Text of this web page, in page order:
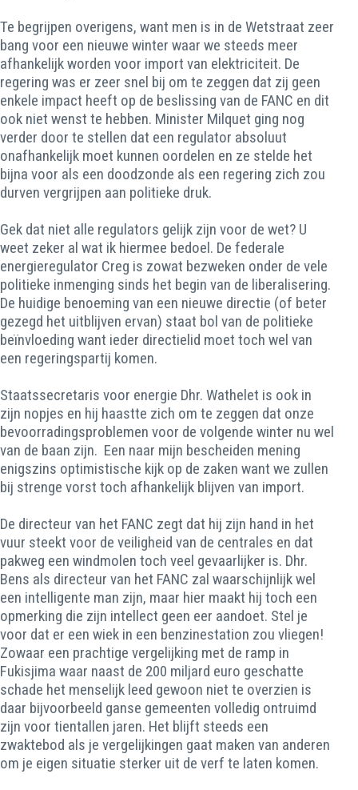
Te begrijpen overigens, want men is in de Wetstraat zeer
bang voor een nieuwe winter waar we steeds meer
afhankelijk worden voor import van elektriciteit. De
regering was er zeer snel bij om te zeggen dat zij geen
enkele impact heeft op de beslissing van de FANC en dit
ook niet wenst te hebben. Minister Milquet ging nog
verder door te stellen dat een regulator absoluut
onafhankelijk moet kunnen oordelen en ze stelde het
bijna voor als een doodzonde als een regering zich zou
durven vergrijpen aan politieke druk.
Gek dat niet alle regulators gelijk zijn voor de wet? U
weet zeker al wat ik hiermee bedoel. De federale
energieregulator Creg is zowat bezweken onder de vele
politieke inmenging sinds het begin van de liberalisering.
De huidige benoeming van een nieuwe directie (of beter
gezegd het uitblijven ervan) staat bol van de politieke
beïnvloeding want ieder directielid moet toch wel van
een regeringspartij komen.
Staatssecretaris voor energie Dhr. Wathelet is ook in
zijn nopjes en hij haastte zich om te zeggen dat onze
bevoorradingsproblemen voor de volgende winter nu wel
van de baan zijn. Een naar mijn bescheiden mening
enigszins optimistische kijk op de zaken want we zullen
bij strenge vorst toch afhankelijk blijven van import.
De directeur van het FANC zegt dat hij zijn hand in het
vuur steekt voor de veiligheid van de centrales en dat
pakweg een windmolen toch veel gevaarlijker is. Dhr.
Bens als directeur van het FANC zal waarschijnlijk wel
een intelligente man zijn, maar hier maakt hij toch een
opmerking die zijn intellect geen eer aandoet. Stel je
voor dat er een wiek in een benzinestation zou vliegen!
Zowaar een prachtige vergelijking met de ramp in
Fukisjima waar naast de 200 miljard euro geschatte
schade het menselijk leed gewoon niet te overzien is
daar bijvoorbeeld ganse gemeenten volledig ontruimd
zijn voor tientallen jaren. Het blijft steeds een
zwaktebod als je vergelijkingen gaat maken van anderen
om je eigen situatie sterker uit de verf te laten komen.